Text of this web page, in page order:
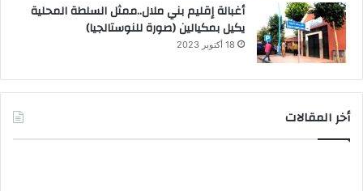
أغبالة إقليم بني ملال..ممثل السلطة المحلية
يكيل بمكيالين (صورة للنوستالجيا)
18 أكتوبر 2023
أخر المقالات